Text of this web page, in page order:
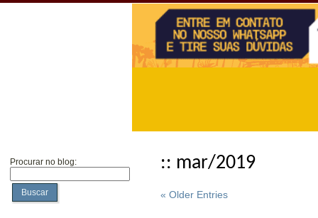
Procurar no blog:
Buscar
:: mar/2019
« Older Entries